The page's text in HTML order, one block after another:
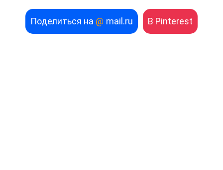
Поделиться на @ mail.ru В Pinterest